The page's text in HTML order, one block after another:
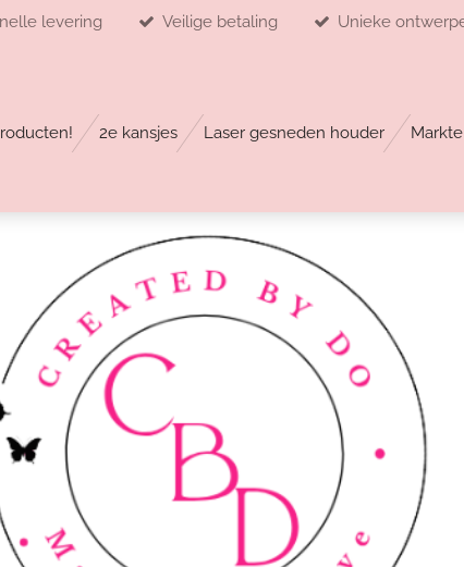
levering Veilige betaling Unieke
2e kansjes Laser gesneden houder